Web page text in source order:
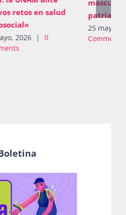
masculinidad
patriarcales
25 mayo, 2026
Comments